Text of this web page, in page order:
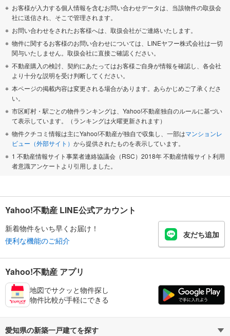
お客様が入力する個人情報を含むお問い合わせデータは、当該物件の取扱会
社に送信され、そこで管理されます。
お問い合わせをされたお客様へは、取扱会社がご連絡いたします。
物件に関するお客様のお問い合わせについては、LINEヤフー株式会社は一切
関与いたしません。取扱会社に直接ご確認ください。
不動産購入の検討、契約にあたってはお客様ご自身が情報を確認し、各会社
より十分な説明を受け判断してください。
本ページの掲載内容は変更される場合があります。あらかじめご了承くださ
い。
市区町村・駅ごとの物件ランキングは、Yahoo!不動産独自のルールに基づい
て表示しています。（ランキングは火曜更新されます）
物件クチコミ情報は主にYahoo!不動産が独自で収集し、一部はマンションレ
ビュー（外部サイト） から提供されたものを表示しています。
1 不動産情報サイト事業者連絡協議会（RSC）2018年 不動産情報サイト利用
者意識アンケートより引用しました。
Yahoo!不動産 LINE公式アカウント
新着物件をいち早くお届け！
便利な機能のご紹介
友だち追加
Yahoo!不動産 アプリ
地図でサクッと物件探し
物件比較が手軽にできる
愛知県の新築一戸建てを探す